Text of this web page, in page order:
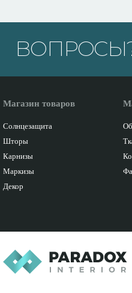
Магазин товаров
Солнцезащита
Шторы
Карнизы
Маркизы
Декор